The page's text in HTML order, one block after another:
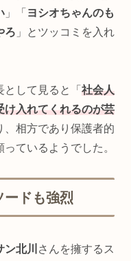
」「 ヨシオちゃんのも
ろ 」とツッコミを入れ
して見ると「 社会人
け入れてくれるのが芸
、相方であり保護者的
ているようでした。
ードも強烈
北川
さんを擁するス